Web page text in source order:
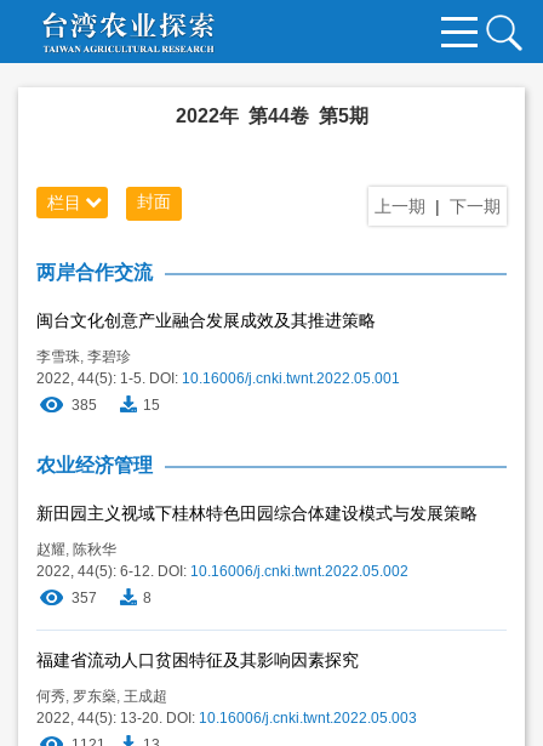
2022年 第44卷 第5期
上一期 | 下一期
栏目 封面
两岸合作交流
闽台文化创意产业融合发展成效及其推进策略
李雪珠, 李碧珍
2022, 44(5): 1-5. DOI: 10.16006/j.cnki.twnt.2022.05.001
385
15
农业经济管理
新田园主义视域下桂林特色田园综合体建设模式与发展策略
赵耀, 陈秋华
2022, 44(5): 6-12. DOI: 10.16006/j.cnki.twnt.2022.05.002
357
8
福建省流动人口贫困特征及其影响因素探究
何秀, 罗东燊, 王成超
2022, 44(5): 13-20. DOI: 10.16006/j.cnki.twnt.2022.05.003